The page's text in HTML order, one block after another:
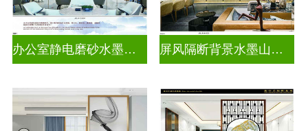
办公室静电磨砂水墨山水画玻璃 屏风隔断背景水墨山水画玻璃